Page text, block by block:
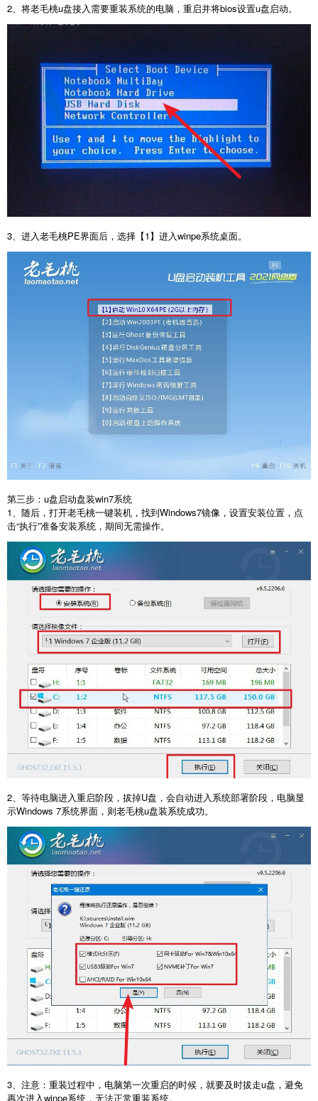
2、将老毛桃u盘接入需要重装系统的电脑，重启并将bios设置u盘启动。
3、进入老毛桃PE界面后，选择【1】进入winpe系统桌面。
第三步：u盘启动盘装win7系统
1、随后，打开老毛桃一键装机，找到Windows7镜像，设置安装位置，点
击“执行”准备安装系统，期间无需操作。
2、等待电脑进入重启阶段，拔掉U盘，会自动进入系统部署阶段，电脑显
示Windows 7系统界面，则老毛桃u盘装系统成功。
3、注意：重装过程中，电脑第一次重启的时候，就要及时拔走u盘，避免
再次进入winpe系统，无法正常重装系统。